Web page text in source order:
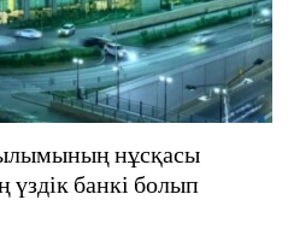
нұсқасы
банкі болып